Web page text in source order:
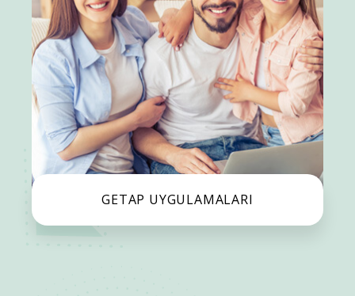
GETAP UYGULAMALARI